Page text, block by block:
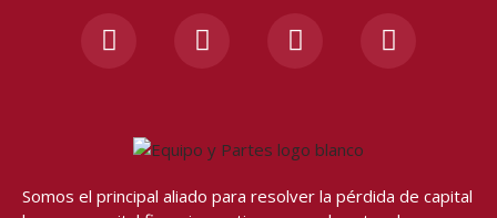
a
k
n
g
a
o
b
h
p
Somos el principal aliado para resolver la pérdida de capital